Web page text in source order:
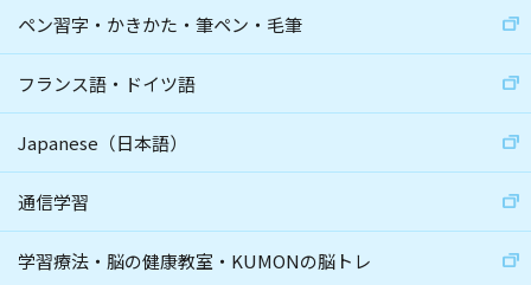
ペン習字・かきかた・筆ペン・毛筆
フランス語・ドイツ語
Japanese（日本語）
通信学習
学習療法・脳の健康教室・KUMONの脳トレ